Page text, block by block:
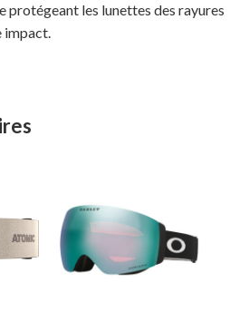
protégeant les lunettes des rayures
impact.